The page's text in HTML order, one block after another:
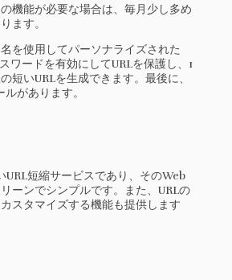
機能が必要な場合は、毎月少し多め
ます。
を使用してパーソナライズされた
ワードを有効にしてURLを保護し、1
短いURLを生成できます。最後に、
があります。
URL短縮サービスであり、そのWeb
ーンでシンプルです。また、URLの
スタマイズする機能も提供します